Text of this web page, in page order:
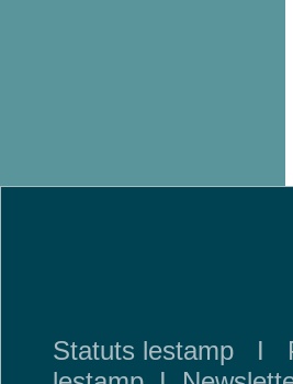
Statuts lestamp I